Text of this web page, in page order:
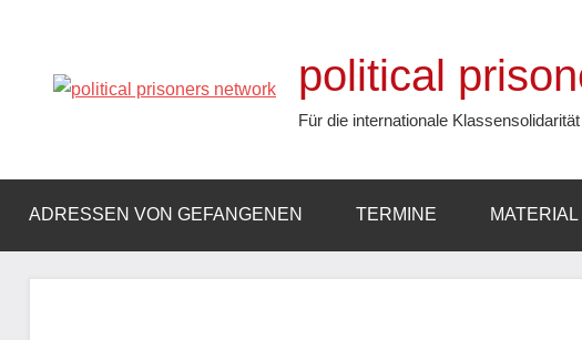
springen
political
Für die internationale Klassensolidarität
ADRESSEN VON GEFANGENEN TERMINE